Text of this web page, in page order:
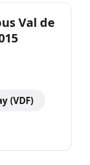
Val de
(VDF)